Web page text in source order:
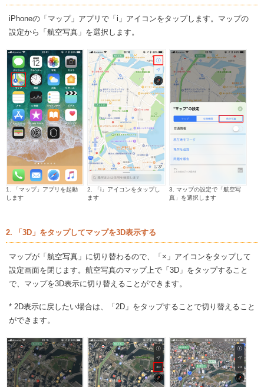
iPhoneの「マップ」アプリで「i」アイコンをタップします。マップの
設定から「航空写真」を選択します。
1. 「マップ」アプリを起動
します
2. 「i」アイコンをタップし
ます
3. マップの設定で「航空写
真」を選択します
2. 「3D」をタップしてマップを3D表示する
マップが「航空写真」に切り替わるので、「×」アイコンをタップして
設定画面を閉じます。航空写真のマップ上で「3D」をタップすること
で、マップを3D表示に切り替えることができます。
* 2D表示に戻したい場合は、「2D」をタップすることで切り替えること
ができます。